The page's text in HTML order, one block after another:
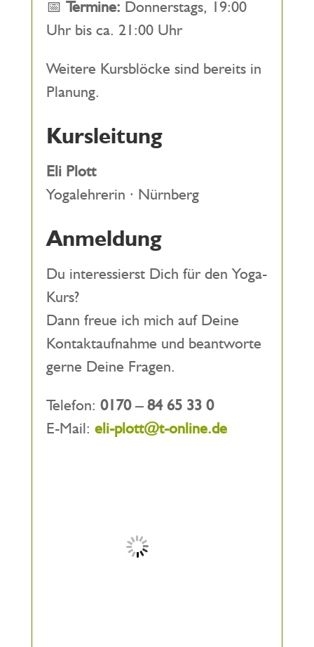
📅 Termine: Donnerstags, 19:00
Uhr bis ca. 21:00 Uhr
Weitere Kursblöcke sind bereits in
Planung.
Kursleitung
Eli Plott
Yogalehrerin · Nürnberg
Anmeldung
Du interessierst Dich für den Yoga-
Kurs?
Dann freue ich mich auf Deine
Kontaktaufnahme und beantworte
gerne Deine Fragen.
Telefon: 0170 – 84 65 33 0
E-Mail: eli-plott@t-online.de